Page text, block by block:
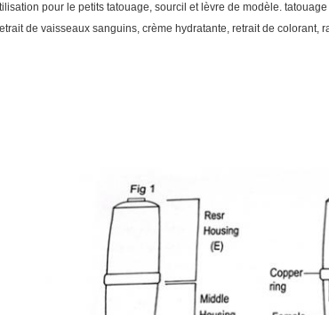
pour le petits tatouage, sourcil et lèvre de modèle.
de vaisseaux sanguins, crème hydratante, retrait de colorant,